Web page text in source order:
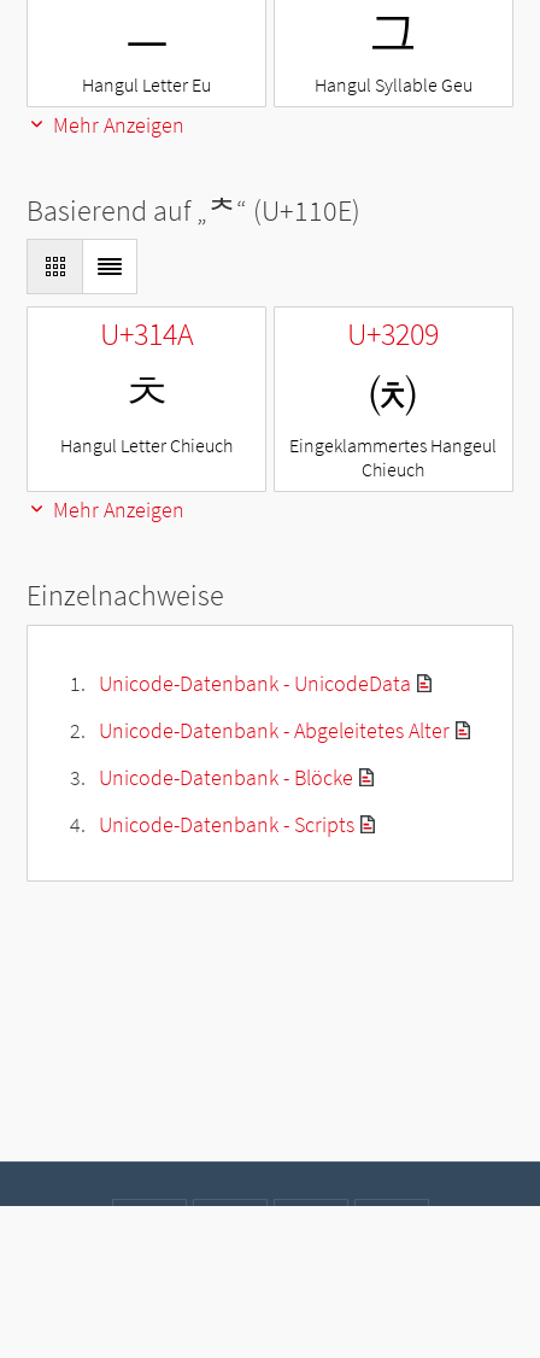
ㅡ
Hangul Letter Eu
그
Hangul Syllable Geu
Mehr Anzeigen
Basierend auf „ᄎ“ (U+110E)
U+314A
ㅊ
Hangul Letter Chieuch
U+3209
㈉
Eingeklammertes Hangeul
Chieuch
Mehr Anzeigen
Einzelnachweise
Unicode-Datenbank - UnicodeData
Unicode-Datenbank - Abgeleitetes Alter
Unicode-Datenbank - Blöcke
Unicode-Datenbank - Scripts